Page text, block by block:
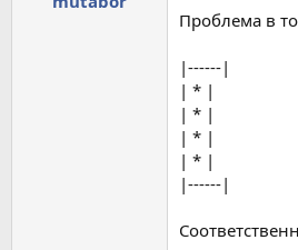
Проблема в
|------|
| * |
| * |
| * |
| * |
|------|